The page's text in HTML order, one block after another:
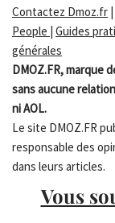
Contactez Dmoz.fr |
People | Guides
générales
DMOZ.FR, marque
sans aucune
ni AOL.
Le site DMOZ.FR
responsable des
dans leurs articles.
Vous